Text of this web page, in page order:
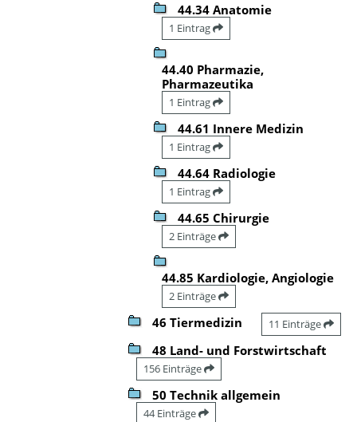
44.34 Anatomie
1 Eintrag
44.40 Pharmazie,
Pharmazeutika
1 Eintrag
44.61 Innere Medizin
1 Eintrag
44.64 Radiologie
1 Eintrag
44.65 Chirurgie
2 Einträge
44.85 Kardiologie, Angiologie
2 Einträge
46 Tiermedizin 11 Einträge
48 Land- und Forstwirtschaft
156 Einträge
50 Technik allgemein
44 Einträge